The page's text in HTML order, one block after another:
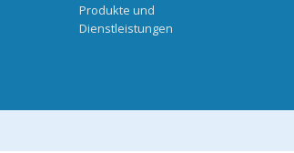
Produkte und
Dienstleistungen